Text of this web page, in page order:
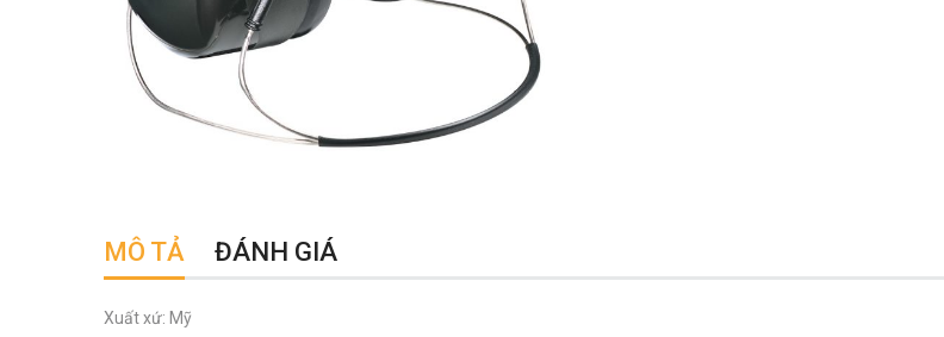
MÔ TẢ ĐÁNH GIÁ
Xuất xứ: Mỹ